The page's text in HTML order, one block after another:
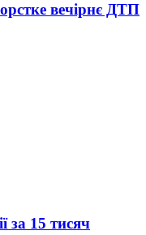
вечірнє ДТП
за 15 тисяч